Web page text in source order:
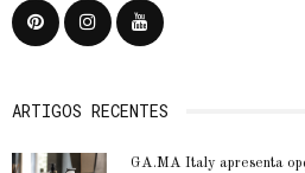
ARTIGOS RECENTES
GA.MA Italy apresenta